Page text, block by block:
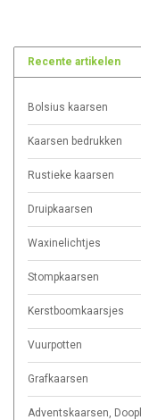
Recente artikelen
Bolsius kaarsen
Kaarsen bedrukken
Rustieke kaarsen
Druipkaarsen
Waxinelichtjes
Stompkaarsen
Kerstboomkaarsjes
Vuurpotten
Grafkaarsen
Adventskaarsen,